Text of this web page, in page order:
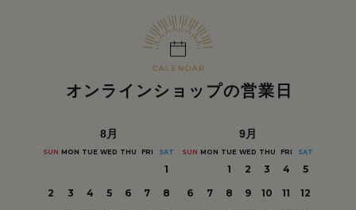
オンラインショップの営業日
8月
SUN MON TUE WED THU FRI SAT
1
2
3 4 5 6 7
8
9月
SUN MON TUE WED THU FRI SAT
1 2 3 4
5
6
7 8 9 10 11
12